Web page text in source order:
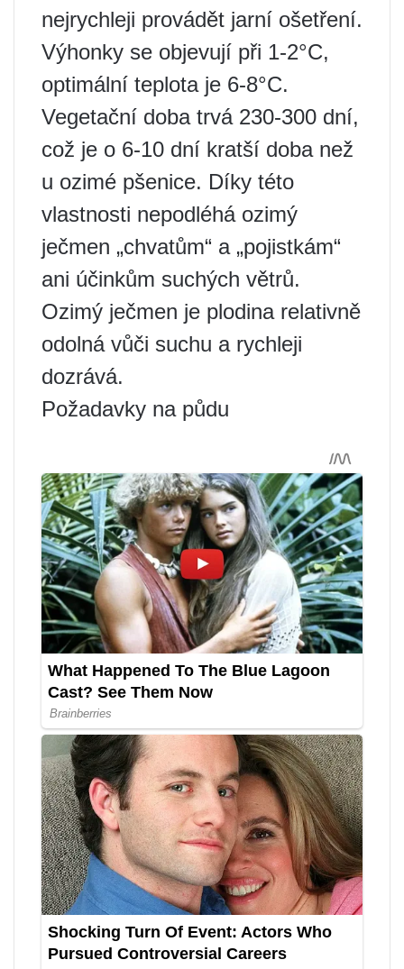
nejrychleji provádět jarní ošetření.
Výhonky se objevují při 1-2°C,
optimální teplota je 6-8°C.
Vegetační doba trvá 230-300 dní,
což je o 6-10 dní kratší doba než
u ozimé pšenice. Díky této
vlastnosti nepodléhá ozimý
ječmen „chvatům“ a „pojistkám“
ani účinkům suchých větrů.
Ozimý ječmen je plodina relativně
odolná vůči suchu a rychleji
dozrává.
Požadavky na půdu